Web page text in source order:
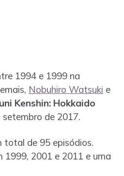
1994 e 1999 na
Nobuhiro Watsuki e
Kenshin: Hokkaido
setembro de 2017.
total de 95 episódios.
1999, 2001 e 2011 e uma